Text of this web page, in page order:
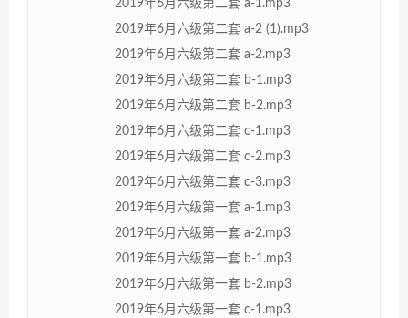
2019年6月六级第二套 a-1.mp3
2019年6月六级第二套 a-2 (1).mp3
2019年6月六级第二套 a-2.mp3
2019年6月六级第二套 b-1.mp3
2019年6月六级第二套 b-2.mp3
2019年6月六级第二套 c-1.mp3
2019年6月六级第二套 c-2.mp3
2019年6月六级第二套 c-3.mp3
2019年6月六级第一套 a-1.mp3
2019年6月六级第一套 a-2.mp3
2019年6月六级第一套 b-1.mp3
2019年6月六级第一套 b-2.mp3
2019年6月六级第一套 c-1.mp3